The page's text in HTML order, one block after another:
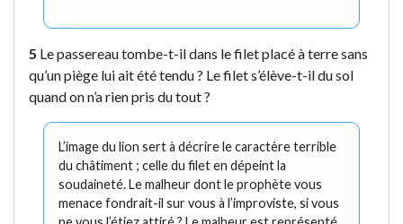
5 Le passereau tombe-t-il dans le filet placé à terre sans
qu’un piège lui ait été tendu ? Le filet s’élève-t-il du sol
quand on n’a rien pris du tout ?
L’image du lion sert à décrire le caractère terrible
du châtiment ; celle du filet en dépeint la
soudaineté. Le malheur dont le prophète vous
menace fondrait-il sur vous à l’improviste, si vous